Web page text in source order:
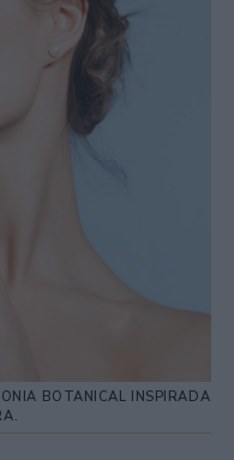
BOTANICAL INSPIRADA